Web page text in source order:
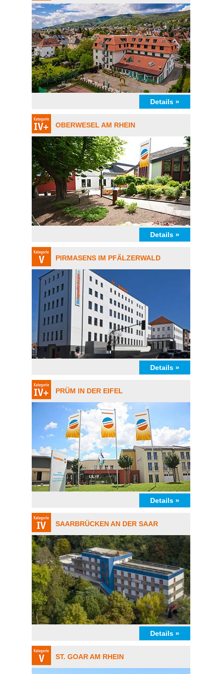
Details »
OBERWESEL AM RHEIN
Details »
PIRMASENS IM PFÄLZERWALD
Details »
PRÜM IN DER EIFEL
Details »
SAARBRÜCKEN AN DER SAAR
Details »
ST. GOAR AM RHEIN